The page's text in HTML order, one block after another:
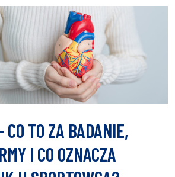
TO ZA BADANIE,
I CO OZNACZA